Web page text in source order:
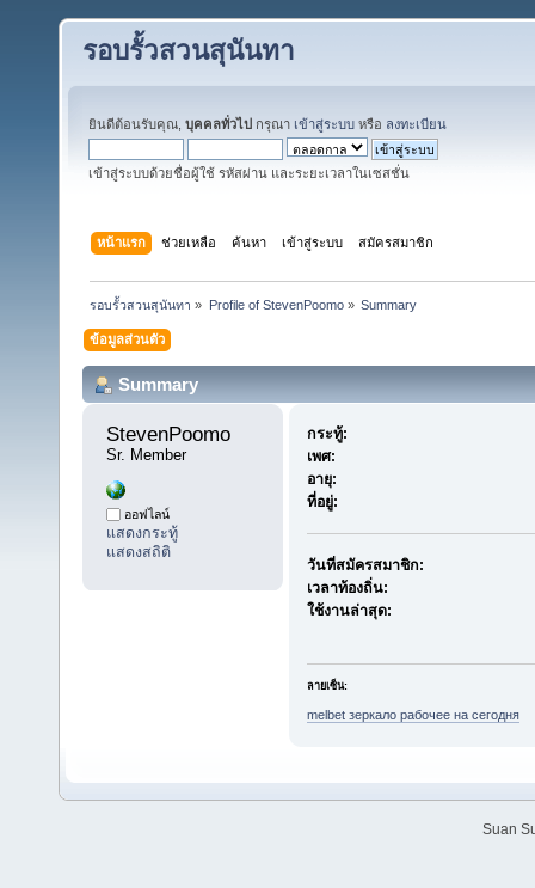
รอบรั้วสวนสุนันทา
ยินดีต้อนรับคุณ, บุคคลทั่วไป กรุณา เข้าสู่ระบบ หรือ ลงทะเบียน
เข้าสู่ระบบด้วยชื่อผู้ใช้ รหัสผ่าน และระยะเวลาในเซสชั่น
หน้าแรก ช่วยเหลือ ค้นหา เข้าสู่ระบบ สมัครสมาชิก
รอบรั้วสวนสุนันทา » Profile of StevenPoomo» Summary
ข้อมูลส่วนตัว
Summary
StevenPoomo
Sr. Member
ออฟไลน์
แสดงกระทู้
แสดงสถิติ
กระทู้:
เพศ:
อายุ:
ที่อยู่:
วันที่สมัครสมาชิก:
เวลาท้องถิ่น:
ใช้งานล่าสุด:
ลายเซ็น:
melbet зеркало рабочее на сегодня
Suan